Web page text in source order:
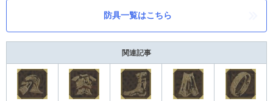
防具一覧はこちら
関連記事